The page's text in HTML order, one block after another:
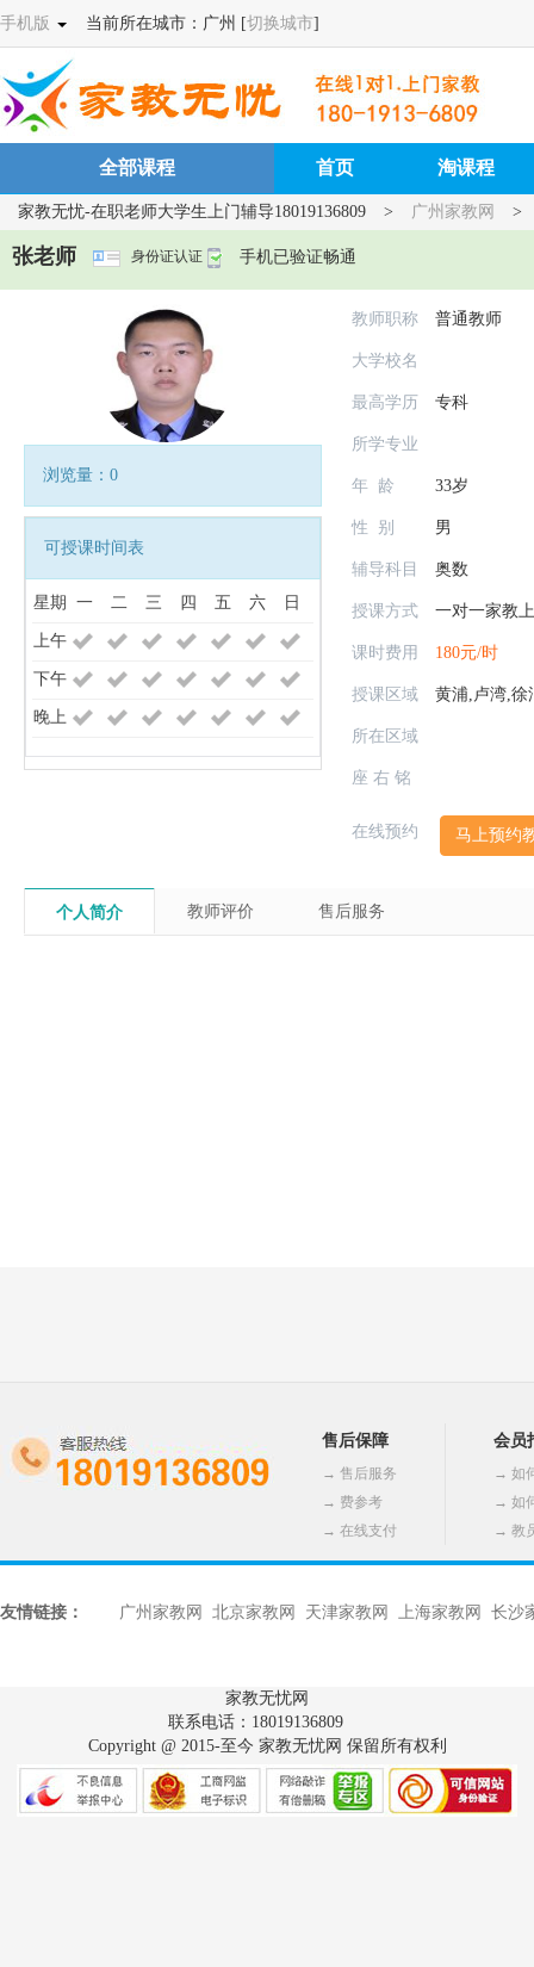
手机版 当前所在城市：广州 [切换城市]
全部课程 首页 淘课程
家教无忧-在职老师大学生上门辅导18019136809 > 广州家教网 >
张老师 身份证认证
手
机
手机已验证畅通
浏览量：0
可授课时间表
星期 一 二 三 四 五 六 日
上午
下午
晚上
教师职称 普通教师
大学校名
最高学历 专科
所学专业
年 龄 33岁
性 别 男
辅导科目 奥数
授课方式 一对一家教
课时费用 180元/时
授课区域 黄浦,卢湾,徐
所在区域
座 右 铭
在线预约 马上预约
个人简介 教师评价 售后服务
售后保障
→ 售后服务
→ 费参考
→ 在线支付
会员
→ 如
→ 如
→ 教
友情链接： 广州家教网 北京家教网 天津家教网 上海家教网 长沙
家教无忧网
联系电话：18019136809
Copyright @ 2015-至今 家教无忧网 保留所有权利